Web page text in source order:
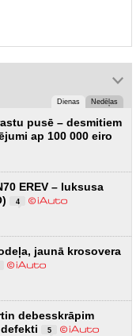
Dienas Nedēļas
pusē – desmitiem
ap 100 000 eiro
EREV – luksusa
4
jaunā krosovera
debesskrāpim
5